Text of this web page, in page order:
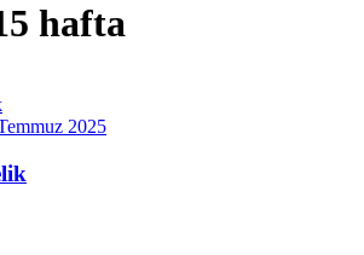
hafta
2025